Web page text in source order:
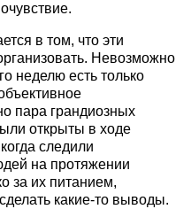
в том, что эти
Невозможно
неделю есть только
пара грандиозных
открыты в ходе
следили
на протяжении
за их питанием,
какие-то выводы.